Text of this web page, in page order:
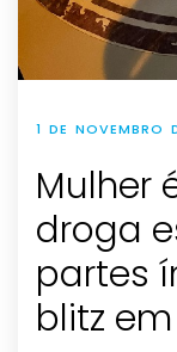
1 DE NOVEMBRO
Mulher
droga
partes
blitz